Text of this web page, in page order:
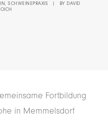
,SCHWEINEPRAXIS | BY DAVID
Fortbildung
in Memmelsdorf